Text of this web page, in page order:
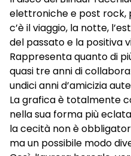
elettroniche e post rock,
c’è il viaggio, la notte,
del passato e la positiva
Rappresenta quanto di
quasi tre anni di
undici anni d’amicizia
La grafica è totalmente
nella sua forma più
la cecità non è
ma un possibile modo